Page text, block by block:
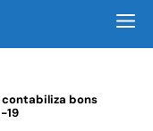
bons
19